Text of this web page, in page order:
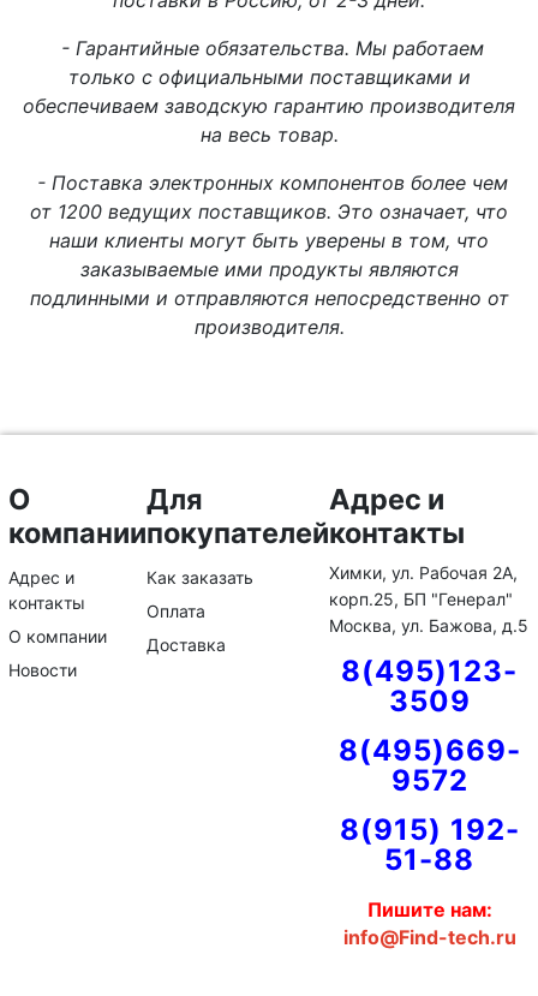
- Гарантийные обязательства. Мы работаем
только с официальными поставщиками и
обеспечиваем заводскую гарантию производителя
на весь товар.
- Поставка электронных компонентов более чем
от 1200 ведущих поставщиков. Это означает, что
наши клиенты могут быть уверены в том, что
заказываемые ими продукты являются
подлинными и отправляются непосредственно от
производителя.
О
компании
Адрес и
контакты
О компании
Новости
Для
покупателей
Как заказать
Оплата
Доставка
Адрес и
контакты
Химки, ул. Рабочая 2А,
корп.25, БП "Генерал"
Москва, ул. Бажова, д.5
8(495)123-
3509
8(495)669-
9572
8(915) 192-
51-88
Пишите нам:
info@Find-tech.ru